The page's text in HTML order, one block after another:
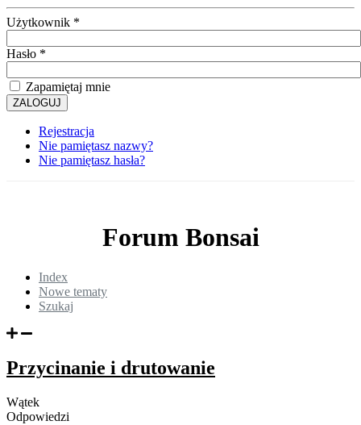
Użytkownik *
Hasło *
Zapamiętaj mnie
ZALOGUJ
Rejestracja
Nie pamiętasz nazwy?
Nie pamiętasz hasła?
Forum Bonsai
Index
Nowe tematy
Szukaj
Przycinanie i drutowanie
Wątek
Odpowiedzi